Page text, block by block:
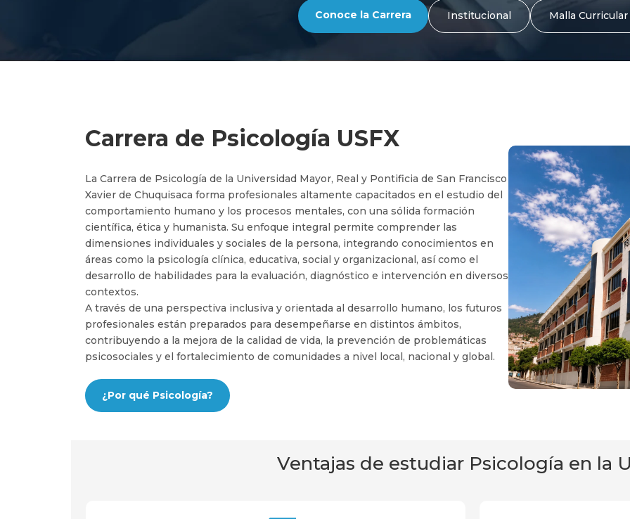
Conoce la Carrera Institucional Malla Curricular
Carrera de Psicología USFX
La Carrera de Psicología de la Universidad Mayor, Real y Pontificia de San Francisco
Xavier de Chuquisaca forma profesionales altamente capacitados en el estudio del
comportamiento humano y los procesos mentales, con una sólida formación
científica, ética y humanista. Su enfoque integral permite comprender las
dimensiones individuales y sociales de la persona, integrando conocimientos en
áreas como la psicología clínica, educativa, social y organizacional, así como el
desarrollo de habilidades para la evaluación, diagnóstico e intervención en diversos
contextos.
A través de una perspectiva inclusiva y orientada al desarrollo humano, los futuros
profesionales están preparados para desempeñarse en distintos ámbitos,
contribuyendo a la mejora de la calidad de vida, la prevención de problemáticas
psicosociales y el fortalecimiento de comunidades a nivel local, nacional y global.
¿Por qué Psicología?
Ventajas de estudiar Psicología en la